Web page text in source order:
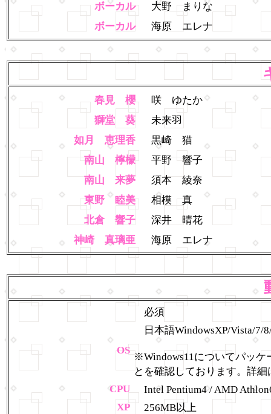
ボーカル
大野 まりな
ボーカル
海原 エレナ
春見 櫻
咲 ゆたか
獅堂 葵
未来羽
如月 恵理香
黒崎 猫
南山 檸檬
平野 響子
南山 来夢
須本 綾奈
東野 睦美
相模 真
北倉 響子
深井 晴花
神崎 真璃亜
海原 エレナ
必須
OS
日本語WindowsXP/Vista/7/
※Windows11についてパッケ
とを確認しております。詳細
CPU Intel Pentium4 / AMD
XP
256MB以上